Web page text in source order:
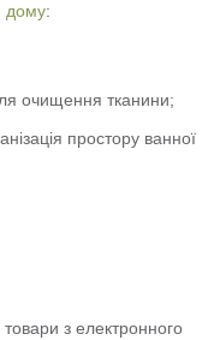
дому:
очищення тканини;
простору ванної
з електронного